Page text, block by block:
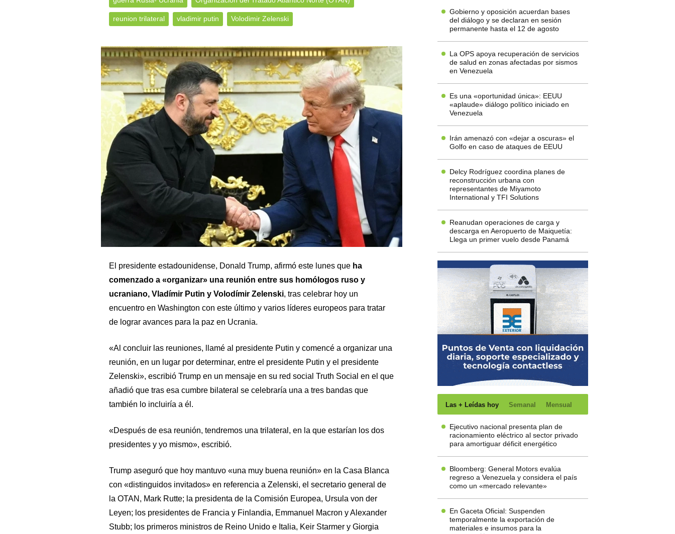
reunion trilateral vladimir putin Volodimir Zelenski
El presidente estadounidense, Donald Trump, afirmó este lunes que ha
comenzado a «organizar» una reunión entre sus homólogos ruso y
ucraniano, Vladímir Putin y Volodímir Zelenski, tras celebrar hoy un
encuentro en Washington con este último y varios líderes europeos para tratar
de lograr avances para la paz en Ucrania.
«Al concluir las reuniones, llamé al presidente Putin y comencé a organizar una
reunión, en un lugar por determinar, entre el presidente Putin y el presidente
Zelenski», escribió Trump en un mensaje en su red social Truth Social en el que
añadió que tras esa cumbre bilateral se celebraría una a tres bandas que
también lo incluiría a él.
«Después de esa reunión, tendremos una trilateral, en la que estarían los dos
presidentes y yo mismo», escribió.
Trump aseguró que hoy mantuvo «una muy buena reunión» en la Casa Blanca
con «distinguidos invitados» en referencia a Zelenski, el secretario general de
la OTAN, Mark Rutte; la presidenta de la Comisión Europea, Ursula von der
Leyen; los presidentes de Francia y Finlandia, Emmanuel Macron y Alexander
Stubb; los primeros ministros de Reino Unido e Italia, Keir Starmer y Giorgia
Gobierno y oposición acuerdan bases
del diálogo y se declaran en sesión
permanente hasta el 12 de agosto
La OPS apoya recuperación de servicios
de salud en zonas afectadas por sismos
en Venezuela
Es una «oportunidad única»: EEUU
«aplaude» diálogo político iniciado en
Venezuela
Irán amenazó con «dejar a oscuras» el
Golfo en caso de ataques de EEUU
Delcy Rodríguez coordina planes de
reconstrucción urbana con
representantes de Miyamoto
International y TFI Solutions
Reanudan operaciones de carga y
descarga en Aeropuerto de Maiquetía:
Llega un primer vuelo desde Panamá
Las + Leídas hoy Semanal Mensual
Ejecutivo nacional presenta plan de
racionamiento eléctrico al sector privado
para amortiguar déficit energético
Bloomberg: General Motors evalúa
regreso a Venezuela y considera el país
como un «mercado relevante»
En Gaceta Oficial: Suspenden
temporalmente la exportación de
materiales e insumos para la